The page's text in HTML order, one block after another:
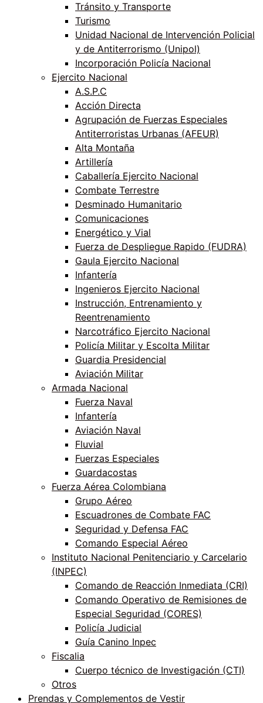
Tránsito y Transporte
Turismo
Unidad Nacional de Intervención Policial
y de Antiterrorismo (Unipol)
Incorporación Policía Nacional
Ejercito Nacional
A.S.P.C
Acción Directa
Agrupación de Fuerzas Especiales
Antiterroristas Urbanas (AFEUR)
Alta Montaña
Artillería
Caballería Ejercito Nacional
Combate Terrestre
Desminado Humanitario
Comunicaciones
Energético y Vial
Fuerza de Despliegue Rapido (FUDRA)
Gaula Ejercito Nacional
Infantería
Ingenieros Ejercito Nacional
Instrucción, Entrenamiento y
Reentrenamiento
Narcotráfico Ejercito Nacional
Policía Militar y Escolta Militar
Guardia Presidencial
Aviación Militar
Armada Nacional
Fuerza Naval
Infantería
Aviación Naval
Fluvial
Fuerzas Especiales
Guardacostas
Fuerza Aérea Colombiana
Grupo Aéreo
Escuadrones de Combate FAC
Seguridad y Defensa FAC
Comando Especial Aéreo
Instituto Nacional Penitenciario y Carcelario
(INPEC)
Comando de Reacción Inmediata (CRI)
Comando Operativo de Remisiones de
Especial Seguridad (CORES)
Policía Judicial
Guía Canino Inpec
Fiscalia
Cuerpo técnico de Investigación (CTI)
Otros
Prendas y Complementos de Vestir